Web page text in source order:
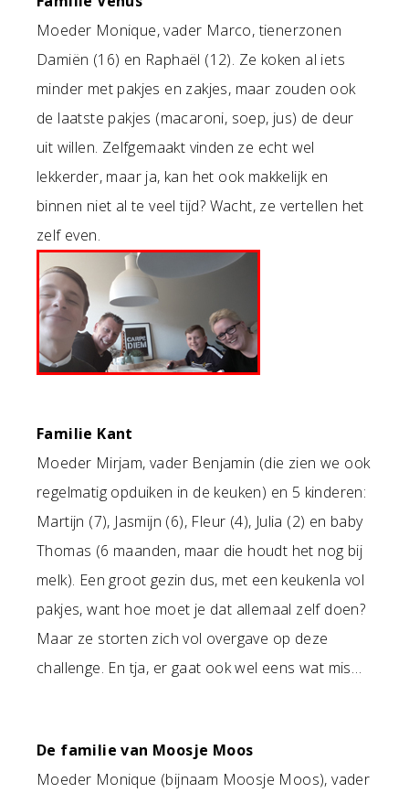
Moeder Monique, vader Marco, tienerzonen
Damiën (16) en Raphaël (12). Ze koken al iets
minder met pakjes en zakjes, maar zouden ook
de laatste pakjes (macaroni, soep, jus) de deur
uit willen. Zelfgemaakt vinden ze echt wel
lekkerder, maar ja, kan het ook makkelijk en
binnen niet al te veel tijd? Wacht, ze vertellen het
zelf even.
Familie Kant
Moeder Mirjam, vader Benjamin (die zien we ook
regelmatig opduiken in de keuken) en 5 kinderen:
Martijn (7), Jasmijn (6), Fleur (4), Julia (2) en baby
Thomas (6 maanden, maar die houdt het nog bij
melk). Een groot gezin dus, met een keukenla vol
pakjes, want hoe moet je dat allemaal zelf doen?
Maar ze storten zich vol overgave op deze
challenge. En tja, er gaat ook wel eens wat mis…
De familie van Moosje Moos
Moeder Monique (bijnaam Moosje Moos), vader